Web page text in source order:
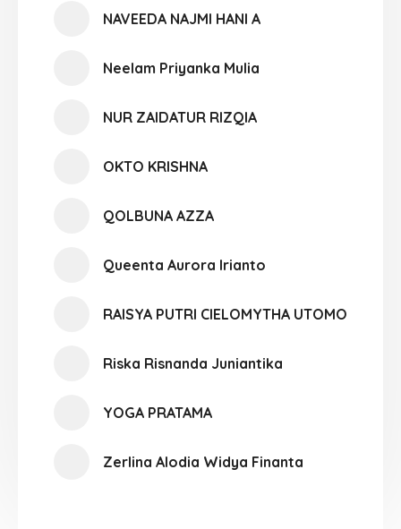
NAVEEDA NAJMI HANI A
Neelam Priyanka Mulia
NUR ZAIDATUR RIZQIA
OKTO KRISHNA
QOLBUNA AZZA
Queenta Aurora Irianto
RAISYA PUTRI CIELOMYTHA UTOMO
Riska Risnanda Juniantika
YOGA PRATAMA
Zerlina Alodia Widya Finanta